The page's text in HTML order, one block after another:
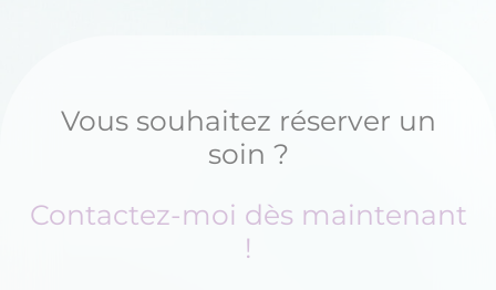
Vous souhaitez réserver un
soin ?
Contactez-moi dès maintenant
!